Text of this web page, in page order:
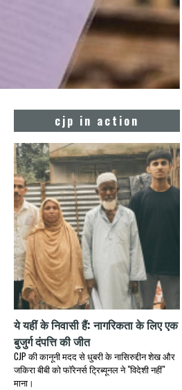
cjp in action
ये यहीं के निवासी हैं: नागरिकता के लिए एक
बुजुर्ग दंपत्ति की जीत
CJP की कानूनी मदद से धुबरी के नासिरुद्दीन शेख और
जकिरा बीबी को फॉरेनर्स ट्रिब्यूनल ने "विदेशी नहीं"
माना।